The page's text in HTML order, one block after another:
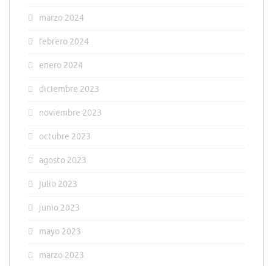
marzo 2024
febrero 2024
enero 2024
diciembre 2023
noviembre 2023
octubre 2023
agosto 2023
julio 2023
junio 2023
mayo 2023
marzo 2023